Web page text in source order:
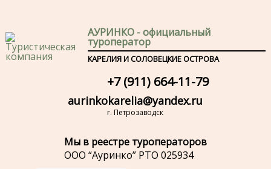
АУРИНКО - официальный
туроператор
КАРЕЛИЯ И СОЛОВЕЦКИЕ ОСТРОВА
Мы в реестре туроператоров
ООО “Ауринко” РТО 025934
+7 (911) 664-11-79
aurinkokarelia@yandex.ru
г. Петрозаводск